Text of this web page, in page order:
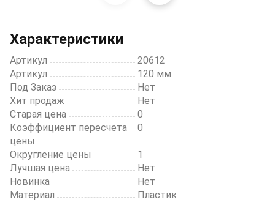
20
Характеристики
Артикул
20612
Артикул
120 мм
Под Заказ
Нет
Хит продаж
Нет
Старая цена
0
Коэффициент пересчета
цены
0
Округление цены
1
Лучшая цена
Нет
Новинка
Нет
Материал
Пластик